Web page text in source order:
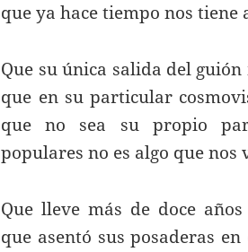
que ya hace tiempo nos tiene
Que su única salida del
que en su particular
que no sea su propio
populares no es algo que
Que lleve más de doce
que asentó sus posaderas